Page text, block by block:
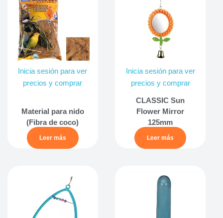
Inicia sesión para ver
precios y comprar
Material para nido
(Fibra de coco)
Leer más
Inicia sesión para ver
precios y comprar
CLASSIC Sun
Flower Mirror
125mm
Leer más